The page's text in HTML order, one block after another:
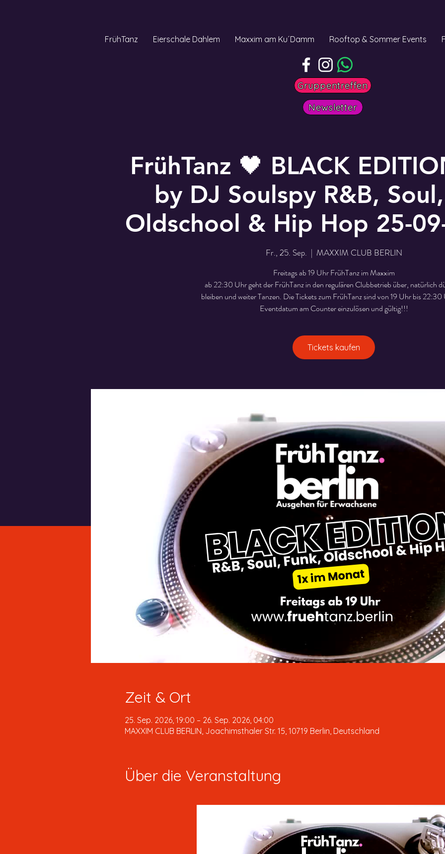
FrühTanz Eierschale Dahlem Maxxim am Ku´Damm Rooftop & Sommer Events
Gruppentreffen
Newsletter
FrühTanz 🖤 BLACK
by DJ Soulspy R&B,
Oldschool & Hip Hop 25-
Fr., 25. Sep.
  |
MAXXIM CLUB BERLIN
Freitags ab 19 Uhr FrühTanz im Maxxim
ab 22:30 Uhr geht der FrühTanz in den regulären Clubbetrieb über, natürlich
bleiben und weiter Tanzen. Die Tickets zum FrühTanz sind von 19 Uhr bis 22:30
Eventdatum am Counter einzulösen und gültig!!!
Tickets kaufen
Zeit & Ort
25. Sep. 2026, 19:00 – 26. Sep. 2026, 04:00
MAXXIM CLUB BERLIN, Joachimsthaler Str. 15, 10719 Berlin, Deutschland
Über die Veranstaltung